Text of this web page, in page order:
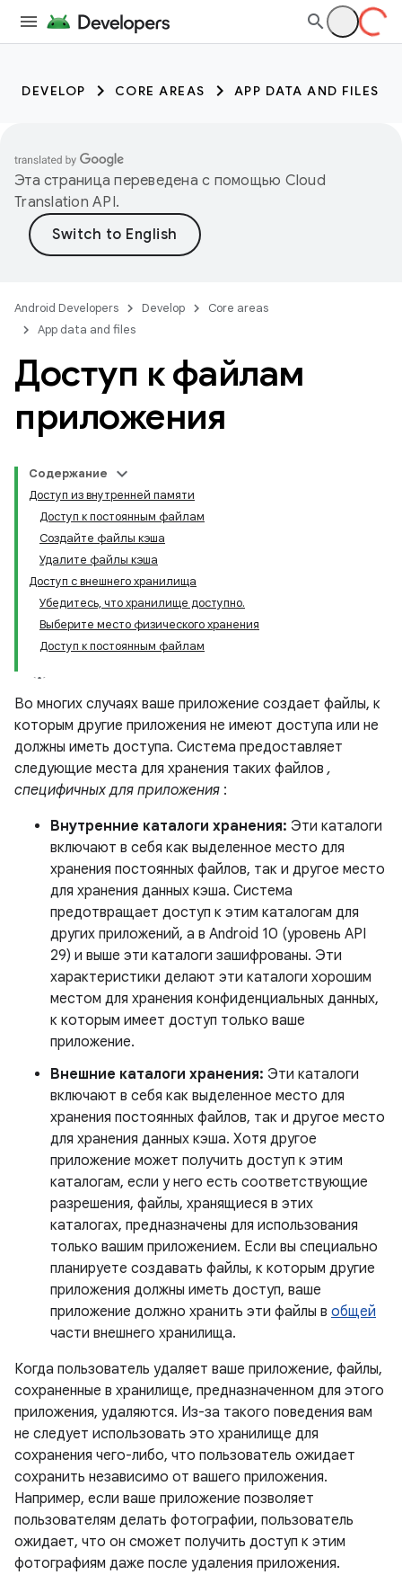
DEVELOP CORE AREAS APP DATA AND FILES
Эта страница переведена с помощью Cloud
Translation API.
Android Developers Develop
Core areas
App data and files
Доступ к файлам
приложения
Содержание
Доступ из внутренней памяти
Доступ к постоянным файлам
Создайте файлы кэша
Удалите файлы кэша
Доступ с внешнего хранилища
Убедитесь, что хранилище доступно.
Выберите место физического хранения
Доступ к постоянным файлам
Во многих случаях ваше приложение создает файлы, к
которым другие приложения не имеют доступа или не
должны иметь доступа. Система предоставляет
следующие места для хранения таких файлов,
специфичных для приложения :
Внутренние каталоги хранения: Эти каталоги
включают в себя как выделенное место для
хранения постоянных файлов, так и другое место
для хранения данных кэша. Система
предотвращает доступ к этим каталогам для
других приложений, а в Android 10 (уровень API
29) и выше эти каталоги зашифрованы. Эти
характеристики делают эти каталоги хорошим
местом для хранения конфиденциальных данных,
к которым имеет доступ только ваше
приложение.
Внешние каталоги хранения: Эти каталоги
включают в себя как выделенное место для
хранения постоянных файлов, так и другое место
для хранения данных кэша. Хотя другое
приложение может получить доступ к этим
каталогам, если у него есть соответствующие
разрешения, файлы, хранящиеся в этих
каталогах, предназначены для использования
только вашим приложением. Если вы специально
планируете создавать файлы, к которым другие
приложения должны иметь доступ, ваше
приложение должно хранить эти файлы в общей
части внешнего хранилища.
Когда пользователь удаляет ваше приложение, файлы,
сохраненные в хранилище, предназначенном для этого
приложения, удаляются. Из-за такого поведения вам
не следует использовать это хранилище для
сохранения чего-либо, что пользователь ожидает
сохранить независимо от вашего приложения.
Например, если ваше приложение позволяет
пользователям делать фотографии, пользователь
ожидает, что он сможет получить доступ к этим
фотографиям даже после удаления приложения.